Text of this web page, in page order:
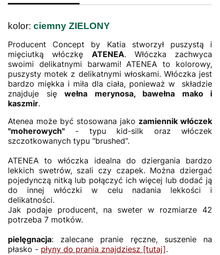
kolor: ciemny ZIELONY
Producent Concept by Katia stworzył puszystą i
mięciutką włóczkę ATENEA. Włóczka zachwyca
swoimi delikatnymi barwami! ATENEA to kolorowy,
puszysty motek z delikatnymi włoskami. Włóczka jest
bardzo miękka i miła dla ciała, ponieważ w składzie
znajduje się wełna merynosa, bawełna mako i
kaszmir.
Atenea może być stosowana jako zamiennik włóczek
"moherowych" - typu kid-silk oraz włóczek
szczotkowanych typu "brushed".
ATENEA to włóczka idealna do dziergania bardzo
lekkich swetrów, szali czy czapek. Można dziergać
pojedynczą nitką lub połączyć ich więcej lub dodać ją
do innej włóczki w celu nadania lekkości i
delikatności.
Jak podaje producent, na sweter w rozmiarze 42
potrzeba 7 motków.
pielęgnacja: zalecane pranie ręczne, suszenie na
płasko - płyny do prania znajdziesz [tutaj].